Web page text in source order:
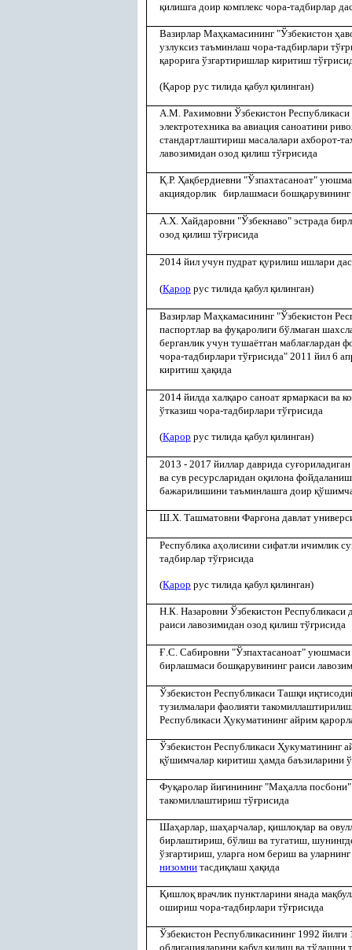
қилишга доир комплекс чора-тадбирлар
Вазирлар Маҳкамасининг "Ўзбекистон ҳ
узлуксиз таъминлаш чора-тадбирлари тўғ
қарорига ўзгартиришлар киритиш тўғ
(Қарор рус тилида қабул қилинган)
А.М. Рахимовни Ўзбекистон
электротехника ва авиация саноатини
стандартлаштириш масалалари ахборот-та
лавозимидан озод қилиш тўғрисида
Қ.Р. Ҳақбердиевни "Ўзпахтасаноат"
акциядорлик бирлашмаси бошқ
А.Х. Хайдаровни "Ўзбекнаво" эстрада
озод қилиш тўғрисида
2014 йил учун пудрат қурилиш ишлари
(Қарор рус тилида қабул қилинган)
Вазирлар Маҳкамасининг "Ўзбекистон
паспортлар ва фуқаролиги бўлмаган
берганлик учун тушаётган маблағлардан
чора-тадбирлари тўғрисида" 2011 йил 6
киритиш ҳақида
2014 йилда халқаро саноат ярмаркаси ва
ўтказиш чора-тадбирлари тўғрисида
(Қарор рус тилида қабул қилинган)
2013 - 2017 йиллар даврида суғ
ва сув ресурсларидан оқилона фойдаланиш
бажарилишини таъминлашга доир қ
Ш.Х. Ташматовни Фарғона давлат
Республика аҳолисини сифатли ичимлик
тадбирлар тўғрисида
(Қарор рус тилида қабул қилинган)
Н.К. Назаровни Ўзбекистон Республикаси
раиси лавозимидан озод қилиш тўғрисида
Ғ.С. Сабировни "Ўзпахтасаноат"
бирлашмаси бошқарувининг раиси
Ўзбекистон Республикаси Ташқи иқ
тузилмалари фаолияти
Республикаси Ҳукуматининг айрим қ
Ўзбекистон Республикаси Ҳукуматининг
қўшимчалар киритиш ҳамда баъзиларини
Фуқаролар йиғинининг "Маҳалла
такомиллаштириш тўғрисида
Шаҳарлар, шаҳарчалар, қишлоқлар ва
бирлаштириш, бўлиш ва тугатиш,
ўзгартириш, уларга ном бериш ва
низомни тасдиқлаш ҳақида
Қишлоқврачлик пунктларини янада мақ
ошириш чора-тадбирлари тўғрисида
Ўзбекистон Республикасининг 1992
облигацияларини қабул қилиш ва тўлашни